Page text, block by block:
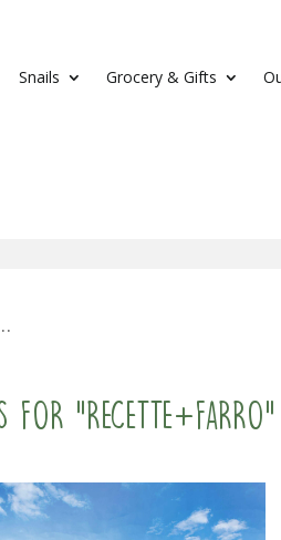
Snails Grocery & Gifts
for "recette+farro"